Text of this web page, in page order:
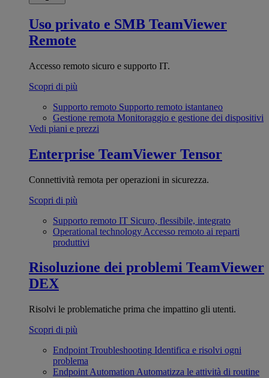
Uso privato e SMB TeamViewer
Remote
Accesso remoto sicuro e supporto IT.
Scopri di più
Supporto remoto Supporto remoto istantaneo
Gestione remota Monitoraggio e gestione dei dispositivi
Vedi piani e prezzi
Enterprise TeamViewer Tensor
Connettività remota per operazioni in sicurezza.
Scopri di più
Supporto remoto IT Sicuro, flessibile, integrato
Operational technology Accesso remoto ai reparti
produttivi
Risoluzione dei problemi TeamViewer
DEX
Risolvi le problematiche prima che impattino gli utenti.
Scopri di più
Endpoint Troubleshooting Identifica e risolvi ogni
problema
Endpoint Automation Automatizza le attività di routine